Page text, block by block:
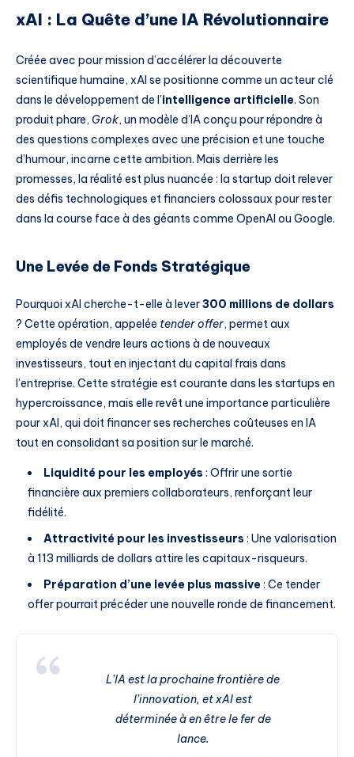
xAI : La Quête d’une IA Révolutionnaire
Créée avec pour mission d’accélérer la découverte
scientifique humaine, xAI se positionne comme un acteur clé
dans le développement de l’intelligence artificielle. Son
produit phare, Grok, un modèle d’IA conçu pour répondre à
des questions complexes avec une précision et une touche
d’humour, incarne cette ambition. Mais derrière les
promesses, la réalité est plus nuancée : la startup doit relever
des défis technologiques et financiers colossaux pour rester
dans la course face à des géants comme OpenAI ou Google.
Une Levée de Fonds Stratégique
Pourquoi xAI cherche-t-elle à lever300 millions de dollars
? Cette opération, appelée tender offer, permet aux
employés de vendre leurs actions à de nouveaux
investisseurs, tout en injectant du capital frais dans
l’entreprise. Cette stratégie est courante dans les startups en
hypercroissance, mais elle revêt une importance particulière
pour xAI, qui doit financer ses recherches coûteuses en IA
tout en consolidant sa position sur le marché.
Liquidité pour les employés : Offrir une sortie
financière aux premiers collaborateurs, renforçant leur
fidélité.
Attractivité pour les investisseurs : Une valorisation
à 113 milliards de dollars attire les capitaux-risqueurs.
Préparation d’une levée plus massive: Ce tender
offer pourrait précéder une nouvelle ronde de financement.
L’IA est la prochaine frontière de
l’innovation, et xAI est
déterminée à en être le fer de
lance.